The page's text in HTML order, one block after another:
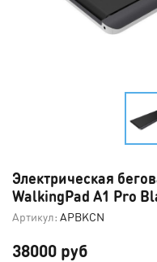
Электрическая
WalkingPad A1 Pro
Артикул: APBKCN
38000 руб